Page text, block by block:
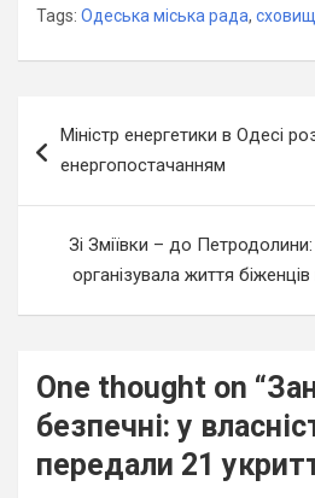
Tags: Одеська міська рада,
записів
Міністр енергетики в Одесі
енергопостачанням
Зі Зміївки – до
організувала життя
One thought on “
безпечні: у
передали 21